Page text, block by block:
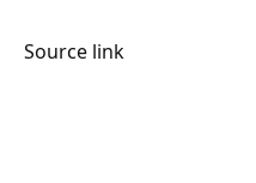
Source link